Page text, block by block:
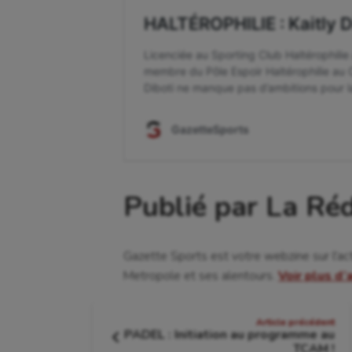
Publié par La
Gazette Sports est votre webzine sur
Metropole et ses alentours. Voir plus
Article
Article précédent
PADEL : Initiation au programme au